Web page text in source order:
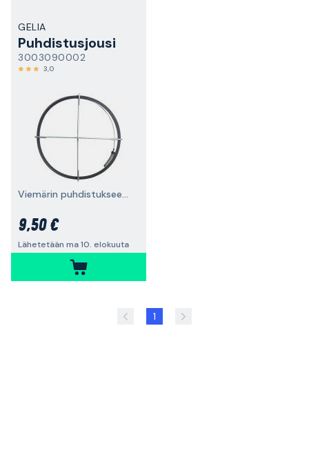
GELIA
Puhdistusjousi
3003090002
3,0
Viemärin puhdistukseen, 6 mm x 7,5 m
9,50 €
Lähetetään ma 10. elokuuta
1